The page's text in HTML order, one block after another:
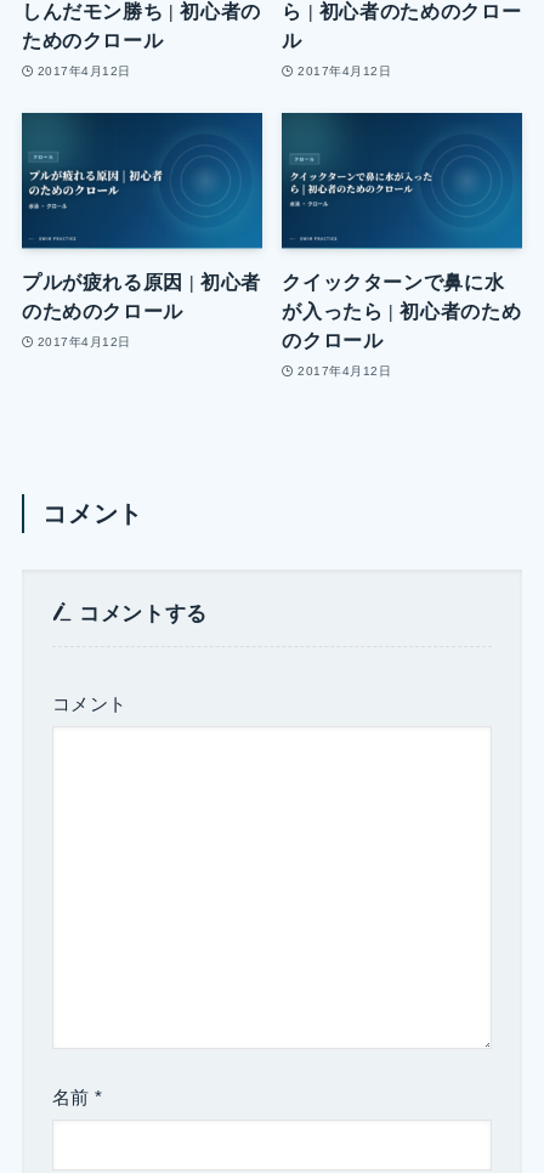
しんだモン勝ち | 初心者の
ためのクロール
2017年4月12日
ら | 初心者のためのクロー
ル
2017年4月12日
プルが疲れる原因 | 初心者
のためのクロール
2017年4月12日
クイックターンで鼻に水
が入ったら | 初心者のため
のクロール
2017年4月12日
コメント
コメントする
コメント
名前*